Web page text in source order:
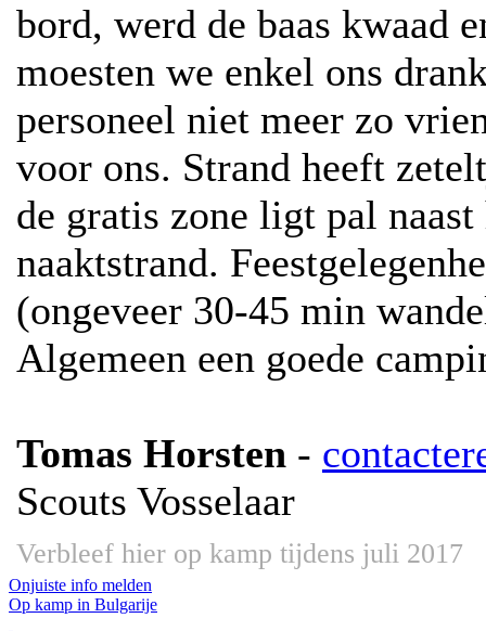
bord, werd de baas kwaad
moesten we enkel ons
personeel niet meer zo
voor ons. Strand heeft
de gratis zone ligt pal naast
naaktstrand.
(ongeveer 30-45 min
Algemeen een goede
Tomas Horsten -
Scouts Vosselaar
Verbleef hier op kamp tijdens juli 2017
Onjuiste info melden
Op kamp in Bulgarije